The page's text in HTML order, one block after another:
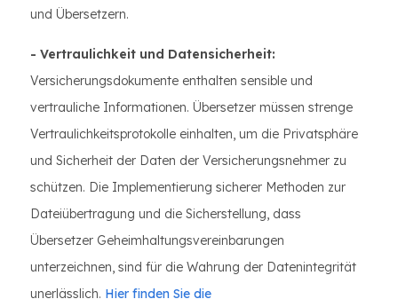
und Übersetzern.
- Vertraulichkeit und Datensicherheit:
Versicherungsdokumente enthalten sensible und
vertrauliche Informationen. Übersetzer müssen strenge
Vertraulichkeitsprotokolle einhalten, um die Privatsphäre
und Sicherheit der Daten der Versicherungsnehmer zu
schützen. Die Implementierung sicherer Methoden zur
Dateiübertragung und die Sicherstellung, dass
Übersetzer Geheimhaltungsvereinbarungen
unterzeichnen, sind für die Wahrung der Datenintegrität
unerlässlich. Hier finden Sie die